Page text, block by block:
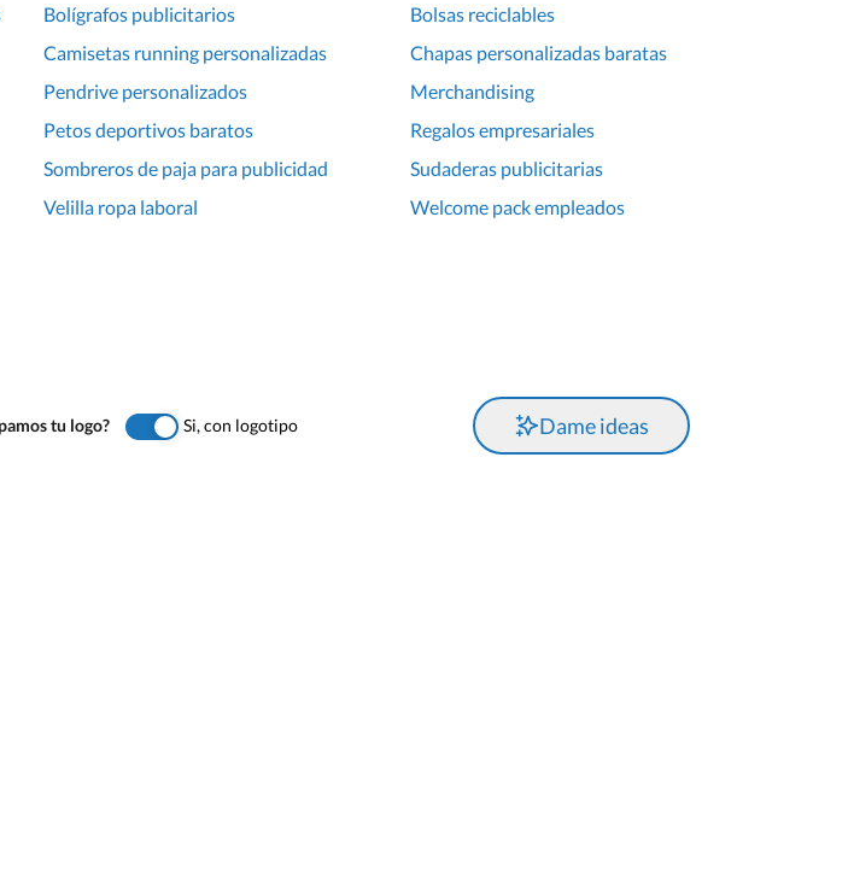
Bolígrafos publicitarios
Bolsas reciclables
Camisetas running personalizadas
Chapas personalizadas baratas
Pendrive personalizados
Merchandising
Petos deportivos baratos
Regalos empresariales
Sombreros de paja para publicidad
Sudaderas publicitarias
Velilla ropa laboral Welcome pack empleados
tu logo? Si, con logotipo Dame ideas